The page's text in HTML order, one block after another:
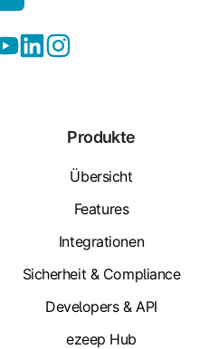
Produkte
Übersicht
Features
Integrationen
Sicherheit & Compliance
Developers & API
ezeep Hub